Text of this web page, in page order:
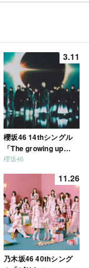
3.11
櫻坂46 14thシングル
「The growing up
train」
櫻坂46
11.26
乃木坂46 40thシング